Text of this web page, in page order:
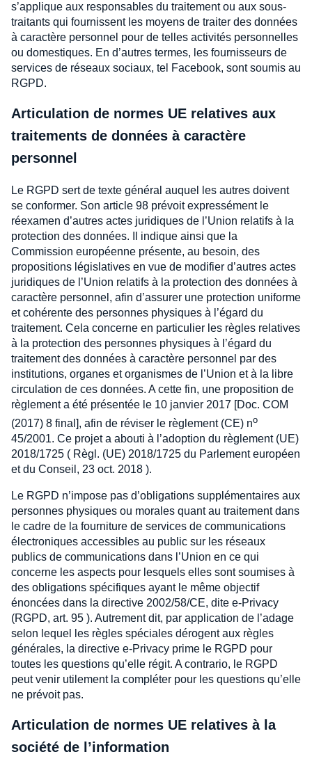
s’applique aux responsables du traitement ou aux sous-
traitants qui fournissent les moyens de traiter des données
à caractère personnel pour de telles activités personnelles
ou domestiques. En d’autres termes, les fournisseurs de
services de réseaux sociaux, tel Facebook, sont soumis au
RGPD.
Articulation de normes UE relatives aux
traitements de données à caractère
personnel
Le RGPD sert de texte général auquel les autres doivent
se conformer. Son article 98 prévoit expressément le
réexamen d’autres actes juridiques de l’Union relatifs à la
protection des données. Il indique ainsi que la
Commission européenne présente, au besoin, des
propositions législatives en vue de modifier d’autres actes
juridiques de l’Union relatifs à la protection des données à
caractère personnel, afin d’assurer une protection uniforme
et cohérente des personnes physiques à l’égard du
traitement. Cela concerne en particulier les règles relatives
à la protection des personnes physiques à l’égard du
traitement des données à caractère personnel par des
institutions, organes et organismes de l’Union et à la libre
circulation de ces données. A cette fin, une proposition de
règlement a été présentée le 10 janvier 2017 [Doc. COM
(2017) 8 final], afin de réviser le règlement (CE) no
45/2001. Ce projet a abouti à l’adoption du règlement (UE)
2018/1725 ( Règl. (UE) 2018/1725 du Parlement européen
et du Conseil, 23 oct. 2018 ).
Le RGPD n’impose pas d’obligations supplémentaires aux
personnes physiques ou morales quant au traitement dans
le cadre de la fourniture de services de communications
électroniques accessibles au public sur les réseaux
publics de communications dans l’Union en ce qui
concerne les aspects pour lesquels elles sont soumises à
des obligations spécifiques ayant le même objectif
énoncées dans la directive 2002/58/CE, dite e-Privacy
(RGPD, art. 95 ). Autrement dit, par application de l’adage
selon lequel les règles spéciales dérogent aux règles
générales, la directive e-Privacy prime le RGPD pour
toutes les questions qu’elle régit. A contrario, le RGPD
peut venir utilement la compléter pour les questions qu’elle
ne prévoit pas.
Articulation de normes UE relatives à la
société de l’information